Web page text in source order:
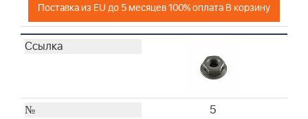
Поставка из EU до 5 месяцев 100% оплата В корзину
5